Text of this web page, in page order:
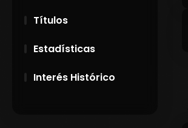
Títulos
Estadísticas
Interés Histórico